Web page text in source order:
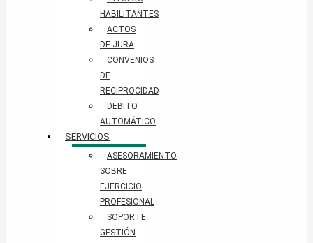
HABILITANTES
ACTOS
DE JURA
CONVENIOS
DE
RECIPROCIDAD
DÉBITO
AUTOMÁTICO
SERVICIOS
ASESORAMIENTO
SOBRE
EJERCICIO
PROFESIONAL
SOPORTE
GESTIÓN